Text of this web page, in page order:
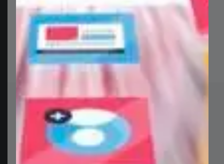
تقريراً سنوياً، أو تشرح استراتيجية معقدة، أو تعرض نتائج
دراسة سوقية، فإن هذه الشرائح ستضمن توصيل رسالتك
بأفضل صورة ممكنة.
المكتبة الرقمية
مجموعة منتقاة من القوالب عالية الجودة، والرسوميات،